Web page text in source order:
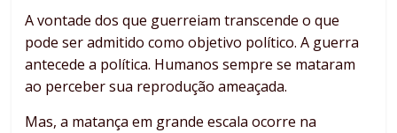
A vontade dos que guerreiam transcende o que
pode ser admitido como objetivo político. A guerra
antecede a política. Humanos sempre se mataram
ao perceber sua reprodução ameaçada.
Mas, a matança em grande escala ocorre na